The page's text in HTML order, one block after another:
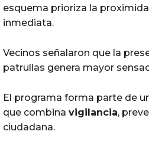
esquema prioriza la
inmediata.
Vecinos señalaron que la
patrullas genera mayor
El programa forma parte de
que combina vigilancia,
ciudadana.